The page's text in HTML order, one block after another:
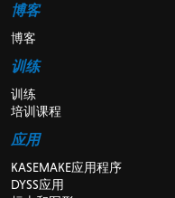
博客
博客
训练
训练
培训课程
应用
KASEMAKE应用程序
DYSS应用